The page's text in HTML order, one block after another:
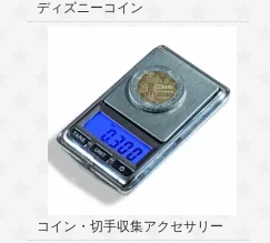
ディズニーコイン
コイン・切手収集アクセサリー